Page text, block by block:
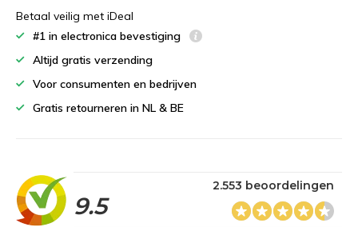
Betaal veilig met iDeal
#1 in electronica bevestiging
Altijd gratis verzending
Voor consumenten en bedrijven
Gratis retourneren in NL & BE
9.5
2.553 beoordelingen